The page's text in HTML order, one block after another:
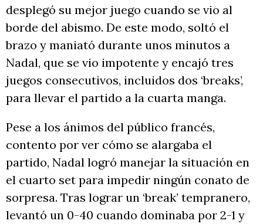
desplegó su mejor juego cuando se vio al
borde del abismo. De este modo, soltó el
brazo y maniató durante unos minutos a
Nadal, que se vio impotente y encajó tres
juegos consecutivos, incluidos dos ‘breaks’,
para llevar el partido a la cuarta manga.
Pese a los ánimos del público francés,
contento por ver cómo se alargaba el
partido, Nadal logró manejar la situación en
el cuarto set para impedir ningún conato de
sorpresa. Tras lograr un ‘break’ tempranero,
levantó un 0-40 cuando dominaba por 2-1 y